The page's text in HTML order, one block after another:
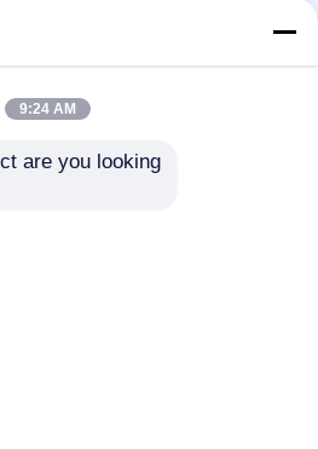
86 Tipo di interruttore
esplosione scatola di
lega di alluminio
industriale
9:24 AM
are you looking